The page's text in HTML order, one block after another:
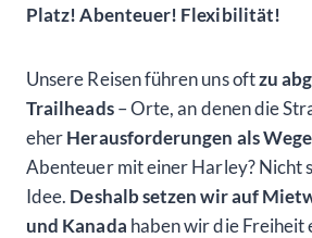
Platz! Abenteuer! Flexibilität!
Unsere Reisen führen uns oftzu
Trailheads– Orte, an denen die
eherHerausforderungen als Wege
Abenteuer mit einer Harley? Nicht
Idee. Deshalb setzen wir auf
und Kanada haben wir die Freiheit